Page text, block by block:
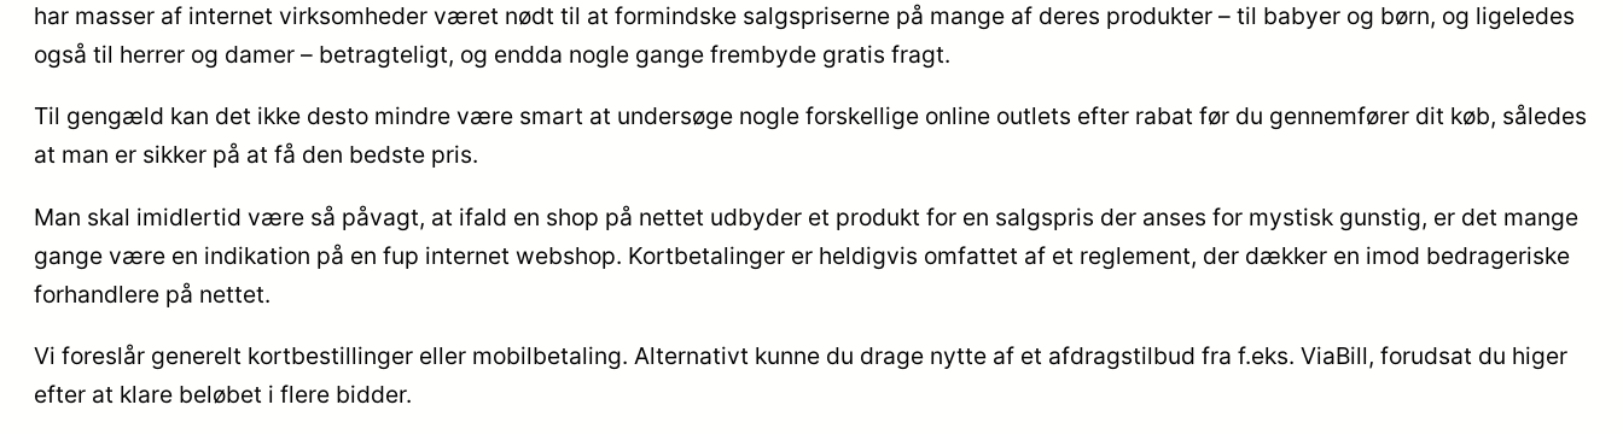
har masser af internet virksomheder været nødt til at formindske salgspriserne på mange af deres produkter – til babyer og børn, og ligeledes
også til herrer og damer – betragteligt, og endda nogle gange frembyde gratis fragt.
Til gengæld kan det ikke desto mindre være smart at undersøge nogle forskellige online outlets efter rabat før du gennemfører dit køb, således
at man er sikker på at få den bedste pris.
Man skal imidlertid være så påvagt, at ifald en shop på nettet udbyder et produkt for en salgspris der anses for mystisk gunstig, er det mange
gange være en indikation på en fup internet webshop. Kortbetalinger er heldigvis omfattet af et reglement, der dækker en imod bedrageriske
forhandlere på nettet.
Vi foreslår generelt kortbestillinger eller mobilbetaling. Alternativt kunne du drage nytte af et afdragstilbud fra f.eks. ViaBill, forudsat du higer
efter at klare beløbet i flere bidder.